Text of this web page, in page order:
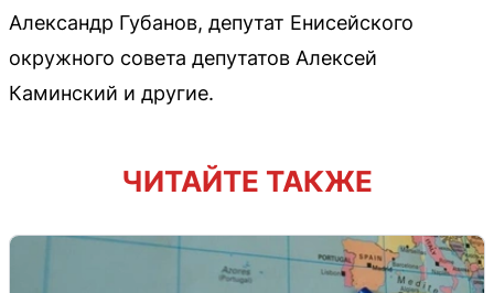
Александр Губанов, депутат Енисейского
окружного совета депутатов Алексей
Каминский и другие.
ЧИТАЙТЕ ТАКЖЕ